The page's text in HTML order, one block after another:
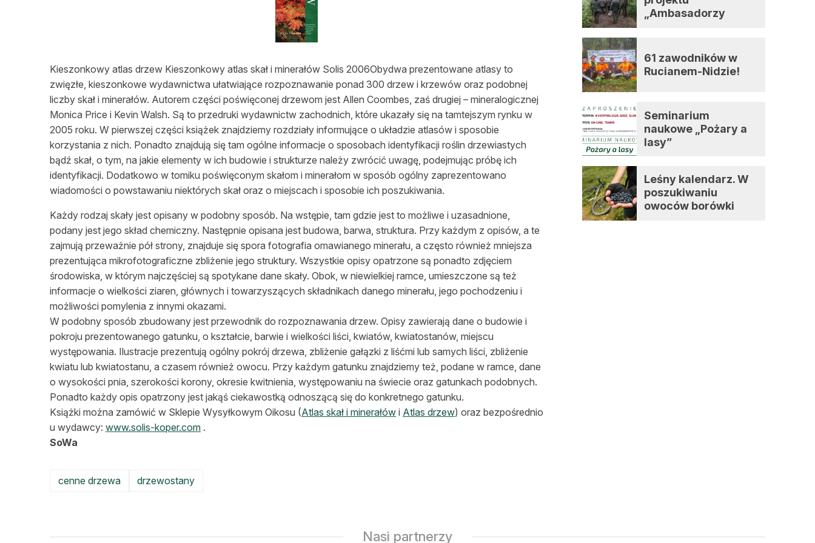
Lasy prywatne
Kieszonkowy atlas drzew Kieszonkowy atlas skał i minerałów Solis 2006Obydwa prezentowane atlasy to
zwięzłe, kieszonkowe wydawnictwa ułatwiające rozpoznawanie ponad 300 drzew i krzewów oraz podobnej
liczby skał i minerałów. Autorem części poświęconej drzewom jest Allen Coombes, zaś drugiej – mineralogicznej
Monica Price i Kevin Walsh. Są to przedruki wydawnictw zachodnich, które ukazały się na tamtejszym rynku w
2005 roku. W pierwszej części książek znajdziemy rozdziały informujące o układzie atlasów i sposobie
korzystania z nich. Ponadto znajdują się tam ogólne informacje o sposobach identyfikacji roślin drzewiastych
bądź skał, o tym, na jakie elementy w ich budowie i strukturze należy zwrócić uwagę, podejmując próbę ich
identyfikacji. Dodatkowo w tomiku poświęconym skałom i minerałom w sposób ogólny zaprezentowano
wiadomości o powstawaniu niektórych skał oraz o miejscach i sposobie ich poszukiwania.
Każdy rodzaj skały jest opisany w podobny sposób. Na wstępie, tam gdzie jest to możliwe i uzasadnione,
podany jest jego skład chemiczny. Następnie opisana jest budowa, barwa, struktura. Przy każdym z opisów, a te
zajmują przeważnie pół strony, znajduje się spora fotografia omawianego minerału, a często również mniejsza
prezentująca mikrofotograficzne zbliżenie jego struktury. Wszystkie opisy opatrzone są ponadto zdjęciem
środowiska, w którym najczęściej są spotykane dane skały. Obok, w niewielkiej ramce, umieszczone są też
informacje o wielkości ziaren, głównych i towarzyszących składnikach danego minerału, jego pochodzeniu i
możliwości pomylenia z innymi okazami.
W podobny sposób zbudowany jest przewodnik do rozpoznawania drzew. Opisy zawierają dane o budowie i
pokroju prezentowanego gatunku, o kształcie, barwie i wielkości liści, kwiatów, kwiatostanów, miejscu
występowania. Ilustracje prezentują ogólny pokrój drzewa, zbliżenie gałązki z liśćmi lub samych liści, zbliżenie
kwiatu lub kwiatostanu, a czasem również owocu. Przy każdym gatunku znajdziemy też, podane w ramce, dane
o wysokości pnia, szerokości korony, okresie kwitnienia, występowaniu na świecie oraz gatunkach podobnych.
Ponadto każdy opis opatrzony jest jakąś ciekawostką odnoszącą się do konkretnego gatunku.
Książki można zamówić w Sklepie Wysyłkowym Oikosu (Atlas skał i minerałów i Atlas drzew) oraz bezpośrednio
u wydawcy: www.solis-koper.com .
SoWa
cenne drzewa drzewostany
„Ambasadorzy
61 zawodników w
Rucianem-Nidzie!
Seminarium
naukowe „Pożary a
lasy”
Leśny kalendarz. W
poszukiwaniu
owoców borówki
Nasi partnerzy